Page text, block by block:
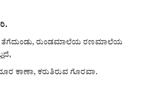
ರುಂಡಮಾಲೆಯ ರಣಮಾಲೆಯ
ಕಾಣಾ, ಕರುತಿರುವ ಗೊರವಾ.